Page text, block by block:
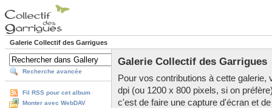
Galerie Collectif des Garrigues
Recherche avancée
Fil RSS pour cet album
Monter avec WebDAV
Galerie Collectif des Garrigues
Pour vos contributions à cette
dpi (ou 1200 x 800 pixels, si on
c'est de faire une capture d'écran et